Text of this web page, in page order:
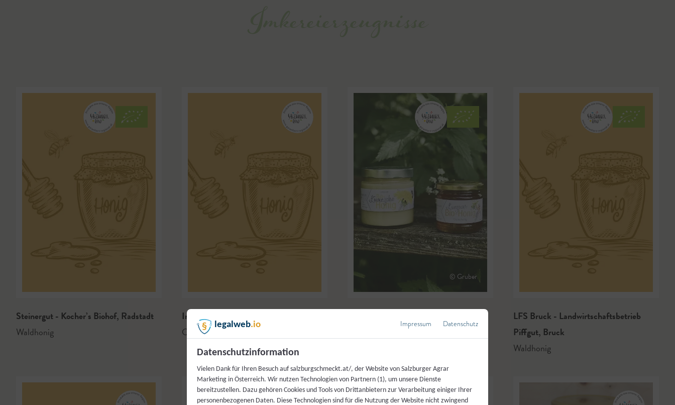
Steinergut - Kocher’s Biohof, Radstadt
Waldhonig
Imkerei Thomas Renner
Cremehonig,Honig
© Gruber
LFS Bruck - Landwirtschaftsbetrieb
Piffgut, Bruck
Waldhonig
legalweb.io Impressum Datenschutz
Datenschutzinformation
Vielen Dank für Ihren Besuch auf salzburgschmeckt.at/, der Website von Salzburger Agrar
Marketing in Österreich. Wir nutzen Technologien von Partnern (1), um unsere Dienste
bereitzustellen. Dazu gehören Cookies und Tools von Drittanbietern zur Verarbeitung einiger Ihrer
personenbezogenen Daten. Diese Technologien sind für die Nutzung der Website nicht zwingend
Zurück zur Übersicht